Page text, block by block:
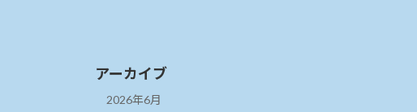
アーカイブ
2026年6月